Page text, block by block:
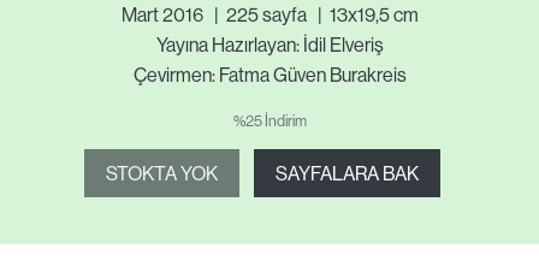
Mart 2016 | 225sayfa | 13x19,5 cm
Yayına Hazırlayan: İdil Elveriş
Çevirmen: Fatma Güven Burakreis
%25 İndirim
STOKTA YOK SAYFALARA BAK